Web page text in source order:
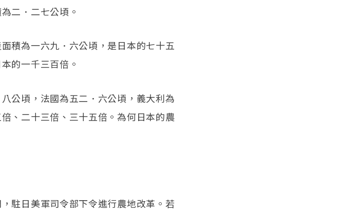
二．二七公頃。
積為一六九．六公頃，是日本的七十五
的一千三百倍。
公頃，法國為五二．六公頃，義大利為
、二十三倍、三十五倍。為何日本的農
駐日美軍司令部下令進行農地改革。若